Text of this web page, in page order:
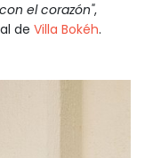
el corazón",
de Villa Bokéh.